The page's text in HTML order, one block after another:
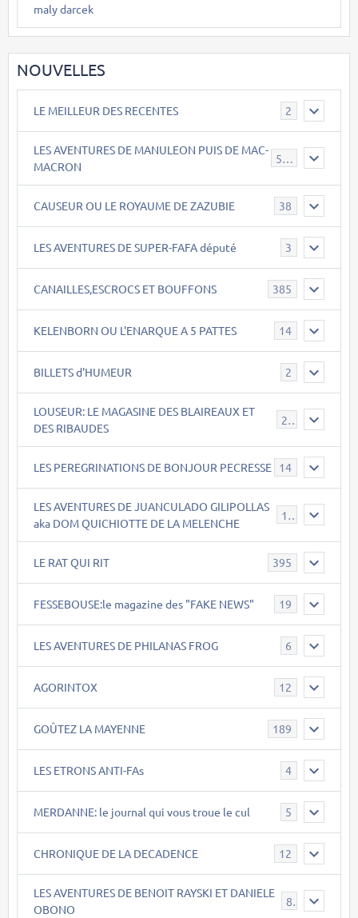
maly darcek
NOUVELLES
LE MEILLEUR DES RECENTES 2
LES AVENTURES DE MANULEON PUIS DE MAC-
MACRON
543
CAUSEUR OU LE ROYAUME DE ZAZUBIE 38
LES AVENTURES DE SUPER-FAFA député 3
CANAILLES,ESCROCS ET BOUFFONS 385
KELENBORN OU L'ENARQUE A 5 PATTES 14
BILLETS d'HUMEUR 2
LOUSEUR: LE MAGASINE DES BLAIREAUX ET
DES RIBAUDES
21
LES PEREGRINATIONS DE BONJOUR PECRESSE 14
LES AVENTURES DE JUANCULADO GILIPOLLAS
aka DOM QUICHIOTTE DE LA MELENCHE
119
LE RAT QUI RIT 395
FESSEBOUSE:le magazine des "FAKE NEWS" 19
LES AVENTURES DE PHILANAS FROG 6
AGORINTOX 12
GOÛTEZ LA MAYENNE 189
LES ETRONS ANTI-FAs 4
MERDANNE: le journal qui vous troue le cul 5
CHRONIQUE DE LA DECADENCE 12
LES AVENTURES DE BENOIT RAYSKI ET DANIELE
OBONO
8